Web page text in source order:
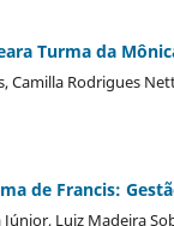
Turma da
Camilla Rodrigues
de Francis:
Luiz Madeira